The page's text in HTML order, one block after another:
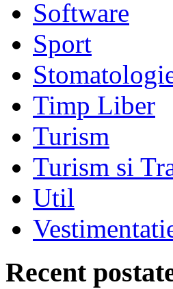
Software
Sport
Timp Liber
Turism
Turism si
Util
Recent